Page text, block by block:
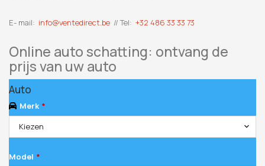
E- mail: info@ventedirect.be // Tel: +32 486 33 33 73
Online auto schatting: ontvang de
prijs van uw auto
Auto
Merk *
Kiezen
Model *